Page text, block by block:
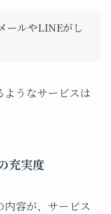
ールやLINEがし
ようなサービスは
充実度
容が、サービス